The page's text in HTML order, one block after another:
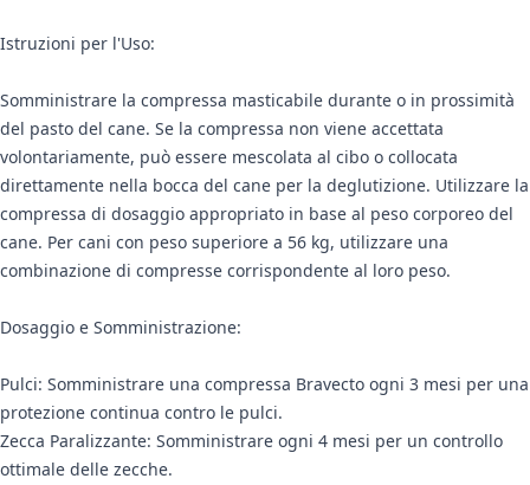
Istruzioni per l'Uso:
Somministrare la compressa masticabile durante o in prossimità
del pasto del cane. Se la compressa non viene accettata
volontariamente, può essere mescolata al cibo o collocata
direttamente nella bocca del cane per la deglutizione. Utilizzare la
compressa di dosaggio appropriato in base al peso corporeo del
cane. Per cani con peso superiore a 56 kg, utilizzare una
combinazione di compresse corrispondente al loro peso.
Dosaggio e Somministrazione:
Pulci: Somministrare una compressa Bravecto ogni 3 mesi per una
protezione continua contro le pulci.
Zecca Paralizzante: Somministrare ogni 4 mesi per un controllo
ottimale delle zecche.